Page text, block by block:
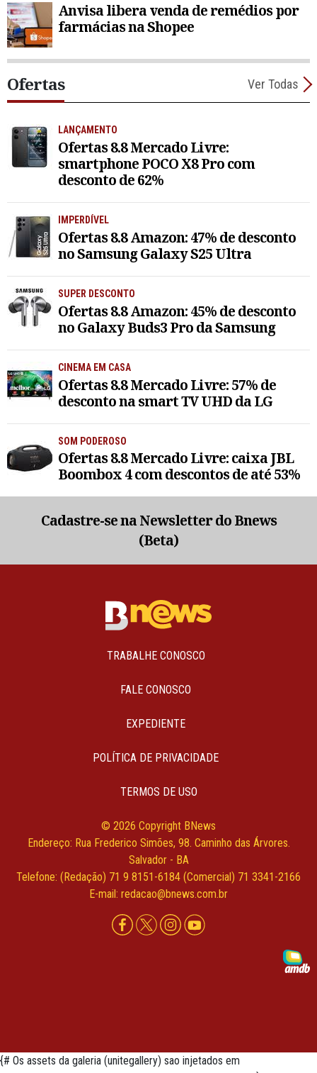
Anvisa libera venda de remédios por
farmácias na Shopee
Ofertas Ver Todas
LANÇAMENTO
Ofertas 8.8 Mercado Livre:
smartphone POCO X8 Pro com
desconto de 62%
IMPERDÍVEL
Ofertas 8.8 Amazon: 47% de desconto
no Samsung Galaxy S25 Ultra
SUPER DESCONTO
Ofertas 8.8 Amazon: 45% de desconto
no Galaxy Buds3 Pro da Samsung
CINEMA EM CASA
Ofertas 8.8 Mercado Livre: 57% de
desconto na smart TV UHD da LG
SOM PODEROSO
Ofertas 8.8 Mercado Livre: caixa JBL
Boombox 4 com descontos de até 53%
Cadastre-se na Newsletter do Bnews
(Beta)
TRABALHE CONOSCO
FALE CONOSCO
EXPEDIENTE
POLÍTICA DE PRIVACIDADE
TERMOS DE USO
© 2026 Copyright BNews
Endereço: Rua Frederico Simões, 98. Caminho das Árvores.
Salvador - BA
Telefone: (Redação) 71 9 8151-6184 (Comercial) 71 3341-2166
E-mail: redacao@bnews.com.br
{# Os assets da galeria (unitegallery) sao injetados em